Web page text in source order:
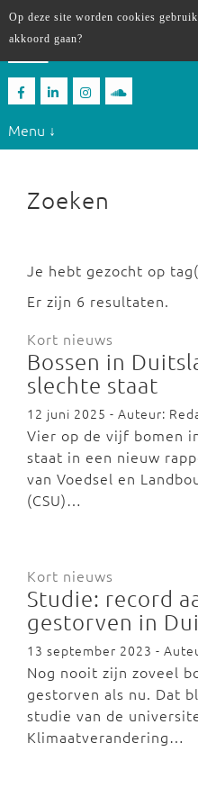
Menu ↓
Zoeken
Je hebt gezocht op
Er zijn 6 resultaten.
Kort nieuws
Bossen in
slechte staat
12 juni 2025 - Auteur:
Vier op de vijf bomen
staat in een nieuw
van Voedsel en
(CSU)…
Kort nieuws
Studie: record
gestorven in
13 september 2023 -
Nog nooit zijn zoveel
gestorven als nu. Dat
studie van de
Klimaatverandering…
Op deze site worden cookies
akkoord gaan?